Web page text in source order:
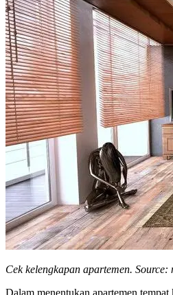
Cek kelengkapan apartemen. Source:
Dalam menentukan apartemen